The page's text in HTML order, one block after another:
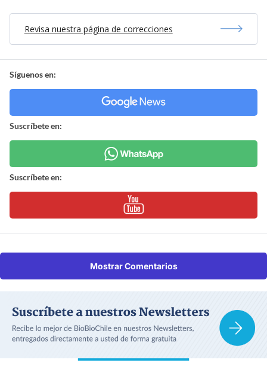
Revisa nuestra página de correcciones
Síguenos en:
Suscríbete en:
Suscríbete en:
Mostrar Comentarios